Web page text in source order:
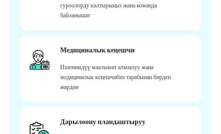
суроолорду калтырыңыз жана команда
байланышат
Медициналык кеңешчи
Ишенимдүү маалымат алмашуу жана
медициналык кеңешчибиз тарабынан бирден
жардам
Дарылоону пландаштыруу